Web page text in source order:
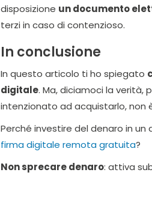
disposizione un documento
terzi in caso di contenzioso.
In conclusione
In questo articolo ti ho spiegato
digitale. Ma, diciamoci la verità,
intenzionato ad acquistarlo, non
Perché investire del denaro in
firma digitale remota gratuita?
Non sprecare denaro: attiva